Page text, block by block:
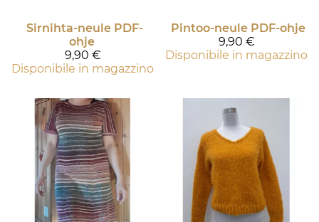
Sirnihta-neule PDF-
ohje
9,90 €
Disponibile in magazzino
Pintoo-neule PDF-ohje
9,90 €
Disponibile in magazzino